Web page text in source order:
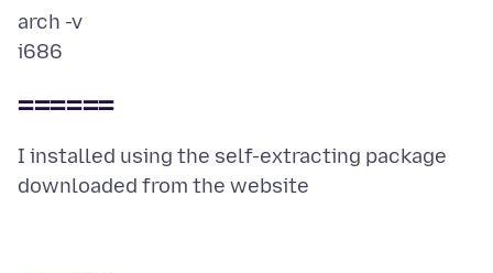
arch -v
======
I installed using the self-extracting package